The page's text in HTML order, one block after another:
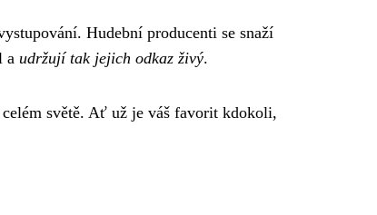
Hudební producenti se snaží
a udržují tak jejich odkaz živý.
světě. Ať už je váš favorit kdokoli,